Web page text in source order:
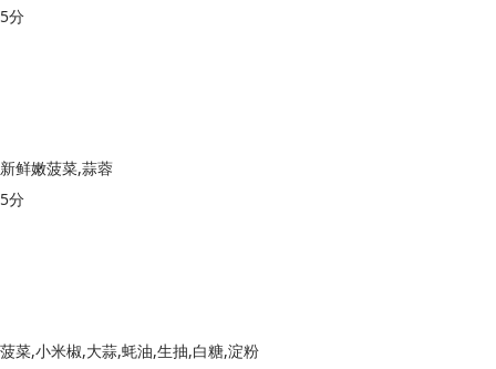
5分
新鲜嫩菠菜,蒜蓉
5分
菠菜,小米椒,大蒜,蚝油,生抽,白糖,淀粉